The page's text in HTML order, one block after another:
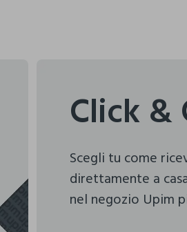
Click &
Scegli tu come
direttamente a
nel negozio Upim